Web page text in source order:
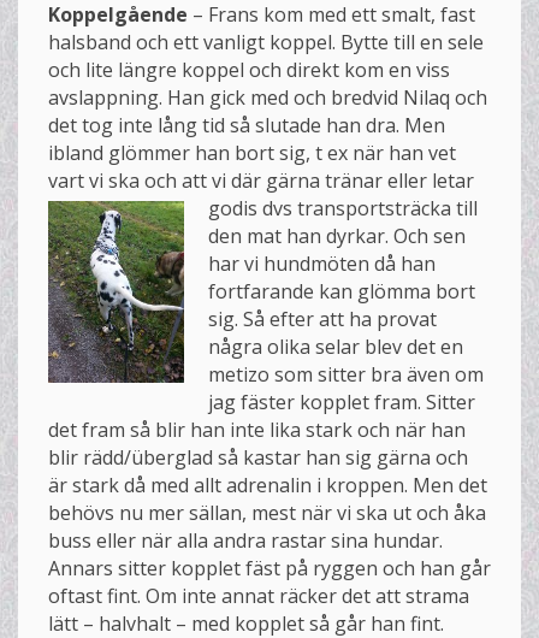
Koppelgående – Frans kom med ett smalt, fast
halsband och ett vanligt koppel. Bytte till en sele
och lite längre koppel och direkt kom en viss
avslappning. Han gick med och bredvid Nilaq och
det tog inte lång tid så slutade han dra. Men
ibland glömmer han bort sig, t ex när han vet
vart vi ska och att vi där gärna tränar eller letar
godis dvs transportsträcka till
den mat han dyrkar. Och sen
har vi hundmöten då han
fortfarande kan glömma bort
sig. Så efter att ha provat
några olika selar blev det en
metizo som sitter bra även om
jag fäster kopplet fram. Sitter
det fram så blir han inte lika stark och när han
blir rädd/überglad så kastar han sig gärna och
är stark då med allt adrenalin i kroppen. Men det
behövs nu mer sällan, mest när vi ska ut och åka
buss eller när alla andra rastar sina hundar.
Annars sitter kopplet fäst på ryggen och han går
oftast fint. Om inte annat räcker det att strama
lätt – halvhalt – med kopplet så går han fint.